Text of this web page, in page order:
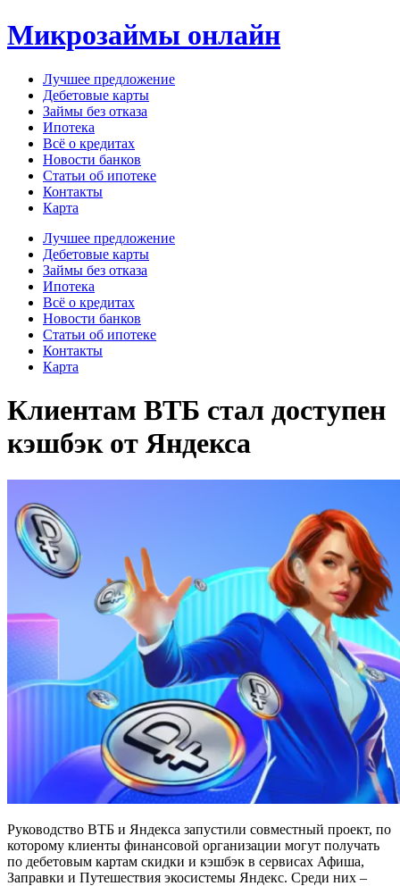
Перейти
к
Микрозаймы онлайн
Лучшее предложение
Дебетовые карты
Займы без отказа
Ипотека
Всё о кредитах
Новости банков
Статьи об ипотеке
Контакты
Карта
Меню Лучшее предложение
Дебетовые карты
Займы без отказа
Ипотека
Всё о кредитах
Новости банков
Статьи об ипотеке
Контакты
Карта
Клиентам ВТБ стал доступен
кэшбэк от Яндекса
Руководство ВТБ и Яндекса запустили совместный проект, по
которому клиенты финансовой организации могут получать
по дебетовым картам скидки и кэшбэк в сервисах Афиша,
Заправки и Путешествия экосистемы Яндекс. Среди них –